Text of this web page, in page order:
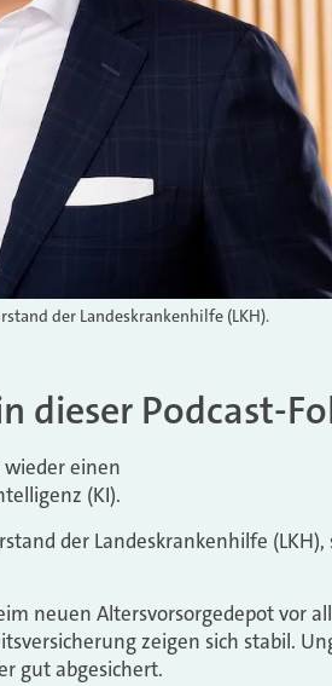
der Landeskrankenhilfe (LKH).
dieser Podcast-
wieder einen
(KI).
der Landeskrankenhilfe
neuen Altersvorsorgedepot vor
zeigen sich stabil.
gut abgesichert.